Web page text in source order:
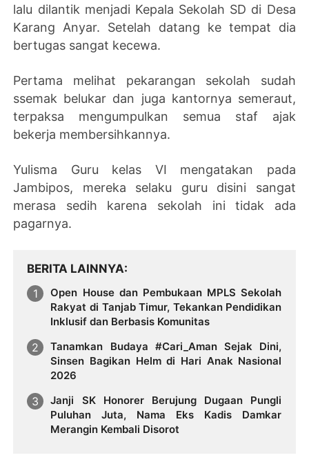
lalu dilantik menjadi Kepala Sekolah SD di Desa
Karang Anyar. Setelah datang ke tempat dia
bertugas sangat kecewa.
Pertama melihat pekarangan sekolah sudah
ssemak belukar dan juga kantornya semeraut,
terpaksa mengumpulkan semua staf ajak
bekerja membersihkannya.
Yulisma Guru kelas VI mengatakan pada
Jambipos, mereka selaku guru disini sangat
merasa sedih karena sekolah ini tidak ada
pagarnya.
BERITA LAINNYA
Open House dan Pembukaan MPLS Sekolah
Rakyat di Tanjab Timur, Tekankan Pendidikan
Inklusif dan Berbasis Komunitas
Tanamkan Budaya #Cari_Aman Sejak Dini,
Sinsen Bagikan Helm di Hari Anak Nasional
2026
Janji SK Honorer Berujung Dugaan Pungli
Puluhan Juta, Nama Eks Kadis Damkar
Merangin Kembali Disorot